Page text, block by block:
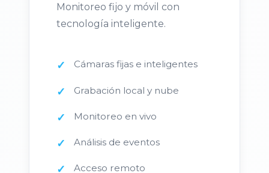
Monitoreo fijo y móvil con
tecnología inteligente.
Cámaras fijas e inteligentes
Grabación local y nube
Monitoreo en vivo
Análisis de eventos
Acceso remoto